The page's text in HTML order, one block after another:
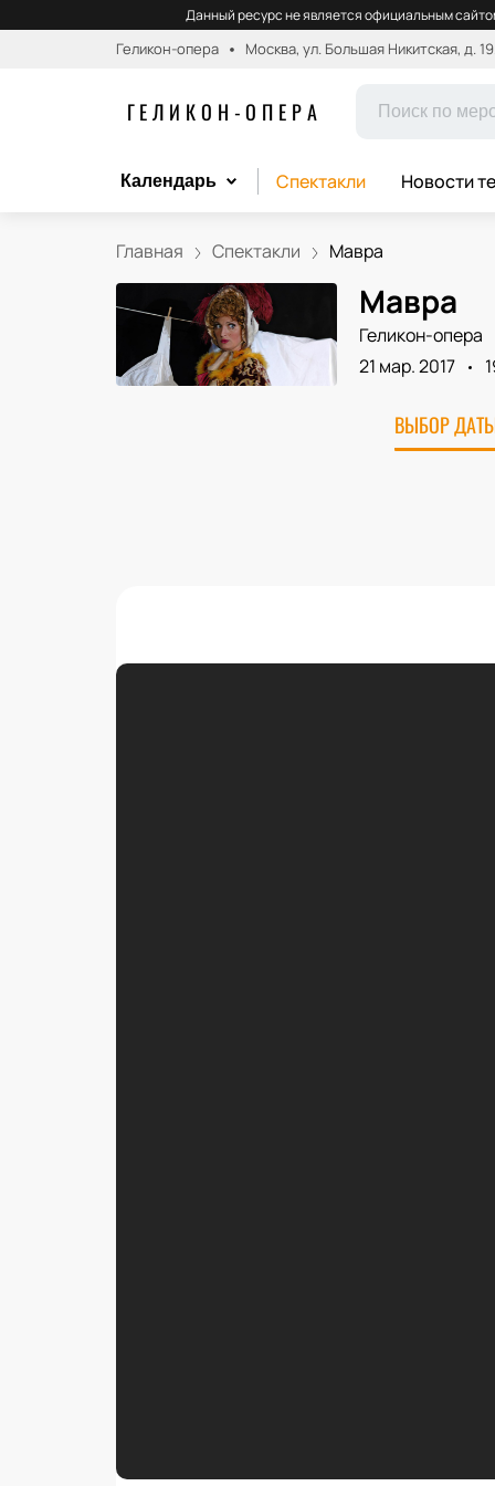
Данный ресурс не является официальным
Геликон-опера Москва, ул. Большая Никитская, д.
ГЕЛИКОН-ОПЕРА
Календарь Спектакли Новости
Главная Спектакли Мавра
Мавра
Геликон-опера
21 мар. 2017
ВЫБОР